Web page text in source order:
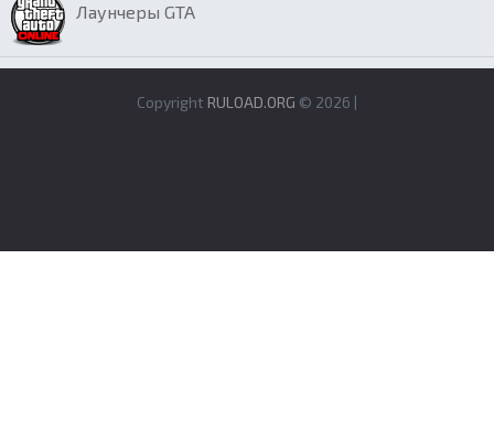
Лаунчеры GTA
Copyright RULOAD.ORG © 2026 |